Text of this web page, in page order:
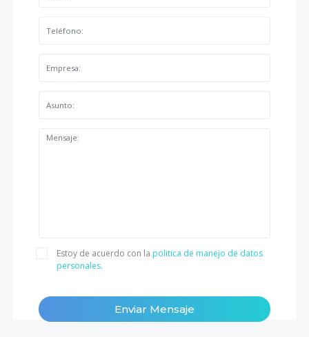
Estoy de acuerdo con la politica de manejo de datos
personales.
Enviar Mensaje